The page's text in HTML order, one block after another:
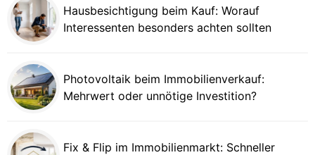
Hausbesichtigung beim Kauf: Worauf
Interessenten besonders achten sollten
Photovoltaik beim Immobilienverkauf:
Mehrwert oder unnötige Investition?
Fix & Flip im Immobilienmarkt: Schneller